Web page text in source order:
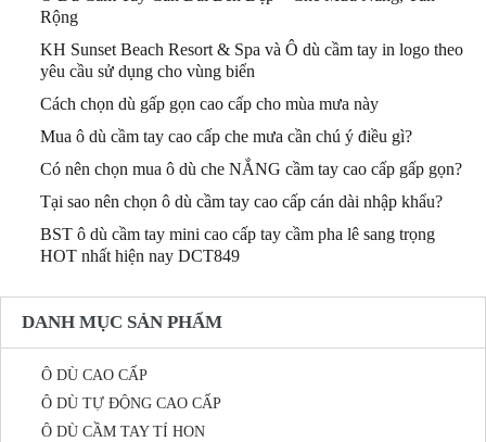
Rộng
KH Sunset Beach Resort & Spa và Ô dù cầm tay in logo theo
yêu cầu sử dụng cho vùng biển
Cách chọn dù gấp gọn cao cấp cho mùa mưa này
Mua ô dù cầm tay cao cấp che mưa cần chú ý điều gì?
Có nên chọn mua ô dù che NẮNG cầm tay cao cấp gấp gọn?
Tại sao nên chọn ô dù cầm tay cao cấp cán dài nhập khẩu?
BST ô dù cầm tay mini cao cấp tay cầm pha lê sang trọng
HOT nhất hiện nay DCT849
DANH MỤC SẢN PHẨM
Ô DÙ CAO CẤP
Ô DÙ TỰ ĐỘNG CAO CẤP
Ô DÙ CẦM TAY TÍ HON